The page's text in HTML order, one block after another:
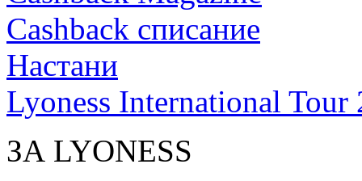
Cashback списание
Настани
Lyoness International Tour
ЗА LYONESS